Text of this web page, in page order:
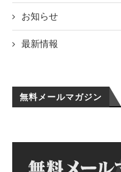
お知らせ
最新情報
無料メールマガジン